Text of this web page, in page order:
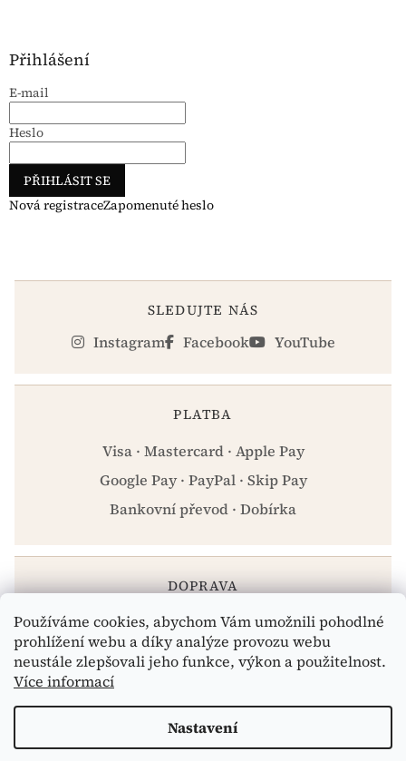
Používáme cookies, abychom Vám umožnili pohodlné
prohlížení webu a díky analýze provozu webu
neustále zlepšovali jeho funkce, výkon a použitelnost.
Více informací
Nastavení
Přihlášení
E-mail
Heslo
PŘIHLÁSIT SE
Nová registraceZapomenuté heslo
SLEDUJTE NÁS
Instagram Facebook YouTube
PLATBA
Visa · Mastercard · Apple Pay
Google Pay · PayPal · Skip Pay
Bankovní převod · Dobírka
DOPRAVA
Zásilkovna · PPL · Osobní odběr Praha